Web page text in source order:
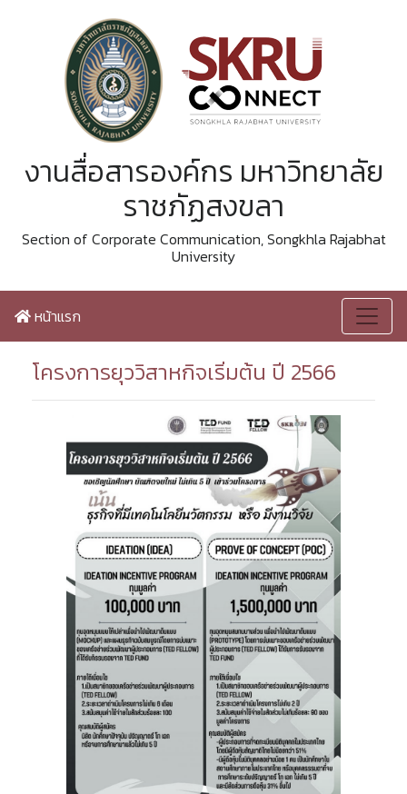
งานสื่อสารองค์กร มหาวิทยาลัย
ราชภัฏสงขลา
Section of Corporate Communication, Songkhla Rajabhat
University
หน้าแรก
โครงการยุววิสาหกิจเริ่มต้น ปี 2566